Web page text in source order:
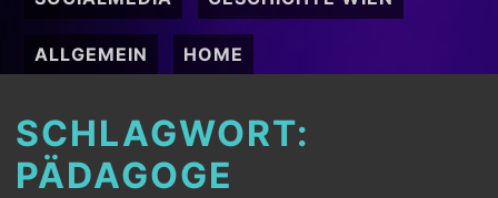
ALLGEMEIN HOME
SCHLAGWORT:
PÄDAGOGE